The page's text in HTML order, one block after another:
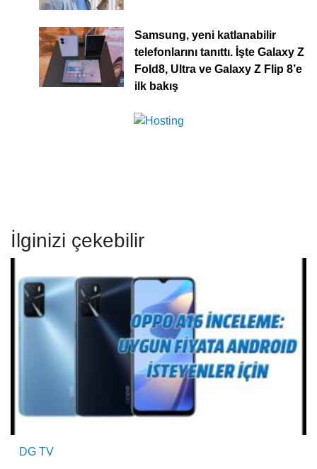
Samsung, yeni katlanabilir
telefonlarını tanıttı. İşte Galaxy Z
Fold8, Ultra ve Galaxy Z Flip 8’e
ilk bakış
İlginizi çekebilir
DG TV